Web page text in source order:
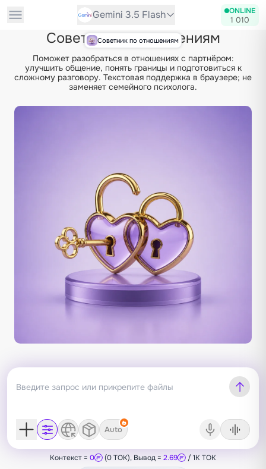
Gemini 3.5 Flash ONLINE
1 010
Советник по отношениям
Советник по отношениям
Поможет разобраться в отношениях с партнёром:
улучшить общение, понять границы и подготовиться к
сложному разговору. Текстовая поддержка в браузере; не
заменяет семейного психолога.
Auto
Контекст = 0 (0 TOK), Вывод = 2.69 / 1K TOK